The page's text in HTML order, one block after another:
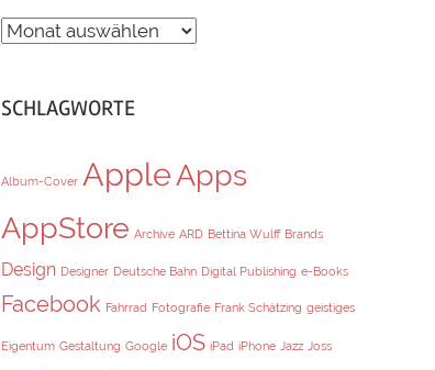
ARCHIV
SCHLAGWORTE
Album-Cover AppleApps
AppStore Archive ARD Bettina Wulff Brands
Design Designer Deutsche Bahn Digital Publishing e-Books
Facebook Fahrrad Fotografie Frank Schätzing geistiges
Eigentum Gestaltung Google iOS iPad iPhone Jazz Joss